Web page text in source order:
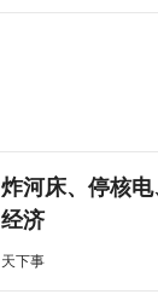
炸河床、停核
经济
天下事